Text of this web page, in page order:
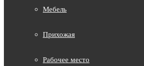
Мебель
Прихожая
Рабочее место